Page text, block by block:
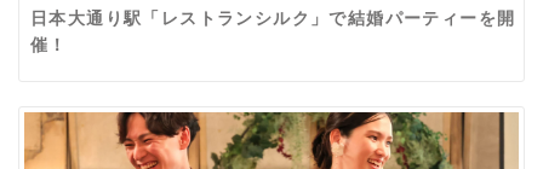
日本大通り駅「レストランシルク」で結婚パーティーを開
催！